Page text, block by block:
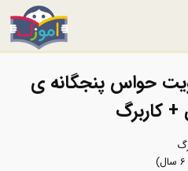
حواس پنجگانه ی
کاربرگ